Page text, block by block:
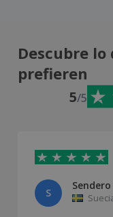
Descubre
prefieren
5/5
S